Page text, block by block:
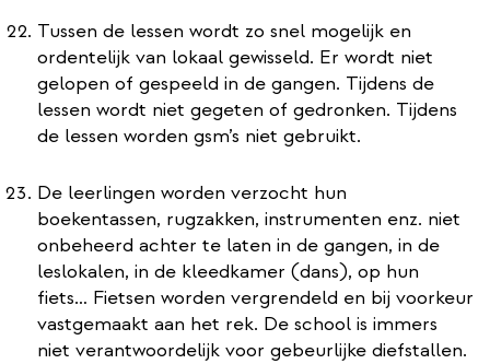
Tussen de lessen wordt zo snel mogelijk en
ordentelijk van lokaal gewisseld. Er wordt niet
gelopen of gespeeld in de gangen. Tijdens de
lessen wordt niet gegeten of gedronken. Tijdens
de lessen worden gsm’s niet gebruikt.
De leerlingen worden verzocht hun
boekentassen, rugzakken, instrumenten enz. niet
onbeheerd achter te laten in de gangen, in de
leslokalen, in de kleedkamer (dans), op hun
fiets… Fietsen worden vergrendeld en bij voorkeur
vastgemaakt aan het rek. De school is immers
niet verantwoordelijk voor gebeurlijke diefstallen.